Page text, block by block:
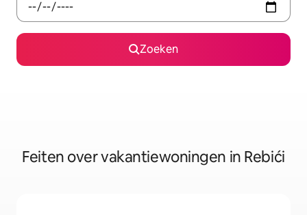
Zoeken
Feiten over vakantiewoningen in Rebići